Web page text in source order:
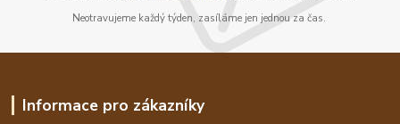
Neotravujeme každý týden, zasíláme jen jednou za čas.
Informace pro zákazníky